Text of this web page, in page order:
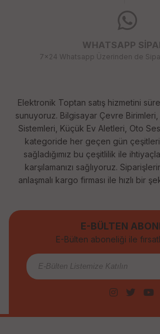
WHATSAPP
7x24 Whatsapp Üzerinden de
Elektronik Toptan satış hizmetini
sunuyoruz. Bilgisayar Çevre Birimleri,
Sistemleri, Küçük Ev Aletleri, Oto
kategoride her geçen gün
sağladığımız bu çeşitlilik ile
karşılamanızı sağlıyoruz.
anlaşmalı kargo firması ile hızlı bir
E-BÜLTEN
E-Bülten aboneliği ile